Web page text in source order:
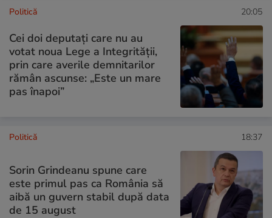
Politică 20:05
Cei doi deputați care nu au
votat noua Lege a Integrității,
prin care averile demnitarilor
rămân ascunse: „Este un mare
pas înapoi”
Politică 18:37
Sorin Grindeanu spune care
este primul pas ca România să
aibă un guvern stabil după data
de 15 august